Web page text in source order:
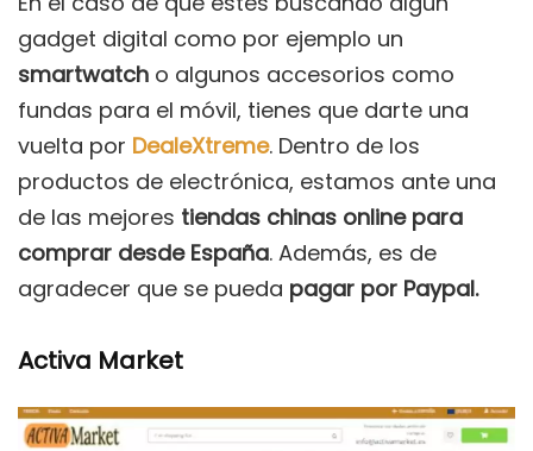
gadget digital como por ejemplo un
smartwatch o algunos accesorios como
fundas para el móvil, tienes que darte una
vuelta por DealeXtreme. Dentro de los
productos de electrónica, estamos ante una
de las mejores tiendas chinas online para
comprar desde España. Además, es de
agradecer que se pueda pagar por Paypal.
Activa Market